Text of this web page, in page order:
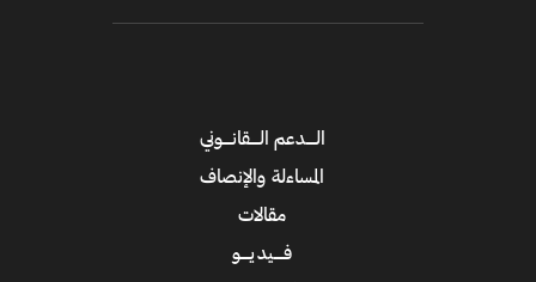
الــــدعم الــــقانــــوني
المساءلة والإنصاف
مقالات
فــــيديــــو